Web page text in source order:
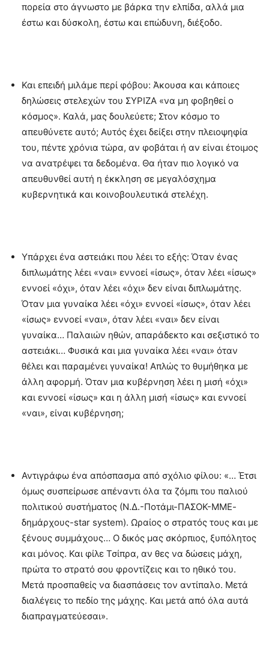
πορεία στο άγνωστο με βάρκα την ελπίδα, αλλά μια
έστω και δύσκολη, έστω και επώδυνη, διέξοδο.
Και επειδή μιλάμε περί φόβου: Άκουσα και κάποιες
δηλώσεις στελεχών του ΣΥΡΙΖΑ «να μη φοβηθεί ο
κόσμος». Καλά, μας δουλεύετε; Στον κόσμο το
απευθύνετε αυτό; Αυτός έχει δείξει στην πλειοψηφία
του, πέντε χρόνια τώρα, αν φοβάται ή αν είναι έτοιμος
να ανατρέψει τα δεδομένα. Θα ήταν πιο λογικό να
απευθυνθεί αυτή η έκκληση σε μεγαλόσχημα
κυβερνητικά και κοινοβουλευτικά στελέχη.
Υπάρχει ένα αστειάκι που λέει το εξής: Όταν ένας
διπλωμάτης λέει «ναι» εννοεί «ίσως», όταν λέει «ίσως»
εννοεί «όχι», όταν λέει «όχι» δεν είναι διπλωμάτης.
Όταν μια γυναίκα λέει «όχι» εννοεί «ίσως», όταν λέει
«ίσως» εννοεί «ναι», όταν λέει «ναι» δεν είναι
γυναίκα… Παλαιών ηθών, απαράδεκτο και σεξιστικό το
αστειάκι… Φυσικά και μια γυναίκα λέει «ναι» όταν
θέλει και παραμένει γυναίκα! Απλώς το θυμήθηκα με
άλλη αφορμή. Όταν μια κυβέρνηση λέει η μισή «όχι»
και εννοεί «ίσως» και η άλλη μισή «ίσως» και εννοεί
«ναι», είναι κυβέρνηση;
Αντιγράφω ένα απόσπασμα από σχόλιο φίλου: «… Έτσι
όμως συσπείρωσε απέναντι όλα τα ζόμπι του παλιού
πολιτικού συστήματος (Ν.Δ.-Ποτάμι-ΠΑΣΟΚ-ΜΜΕ-
δημάρχους-star system). Ωραίος ο στρατός τους και με
ξένους συμμάχους… Ο δικός μας σκόρπιος, ξυπόλητος
και μόνος. Και φίλε Τσίπρα, αν θες να δώσεις μάχη,
πρώτα το στρατό σου φροντίζεις και το ηθικό του.
Μετά προσπαθείς να διασπάσεις τον αντίπαλο. Μετά
διαλέγεις το πεδίο της μάχης. Και μετά από όλα αυτά
διαπραγματεύεσαι».